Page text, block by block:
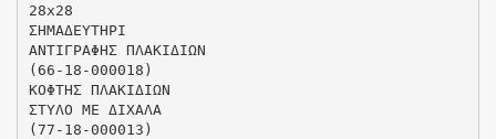
28x28
ΣΗΜΑΔΕΥΤΗΡΙ
ΑΝΤΙΓΡΑΦΗΣ ΠΛΑΚΙΔΙΩΝ
(66-18-000018)
ΚΟΦΤΗΣ ΠΛΑΚΙΔΙΩΝ
ΣΤΥΛΟ ΜΕ ΔΙΧΑΛΑ
(77-18-000013)